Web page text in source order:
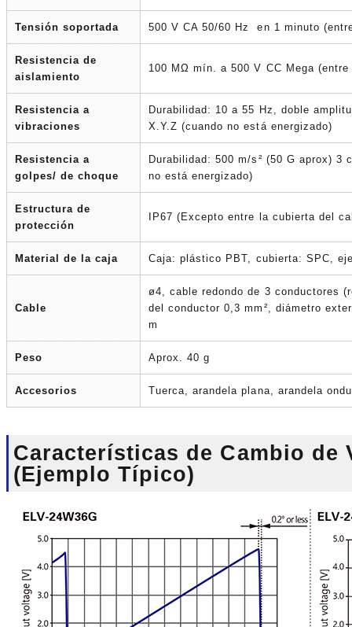
Tensión soportada 500 V CA 50/60 Hz en 1 minuto
Resistencia de
aislamiento
100 MΩ mín. a 500 V CC Mega
Resistencia a
vibraciones
Durabilidad: 10 a 55 Hz, doble
X.Y.Z (cuando no está energizado)
Resistencia a
golpes/ de choque
Durabilidad: 500 m/s² (50 G aprox)
no está energizado)
Estructura de
protección
IP67 (Excepto entre la cubierta del
Material de la caja Caja: plástico PBT, cubierta: SPC,
Cable
ø4, cable redondo de 3 conductores
del conductor 0,3 mm², diámetro
m
Peso Aprox. 40 g
Accesorios Tuerca, arandela plana, arandela
Características de Cambio de
(Ejemplo Típico)